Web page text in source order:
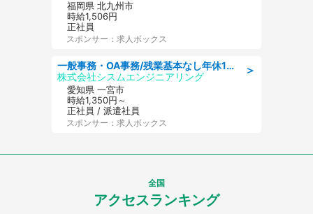
福岡県 北九州市
時給1,506円
正社員
スポンサー：求人ボックス
＞
一般事務・OA事務/残業基本なし年休130日社保完備の一般・調達事務
株式会社シスムエンジニアリング
愛知県 一宮市
時給1,350円～
正社員 / 派遣社員
スポンサー：求人ボックス
全国
アクセスランキング